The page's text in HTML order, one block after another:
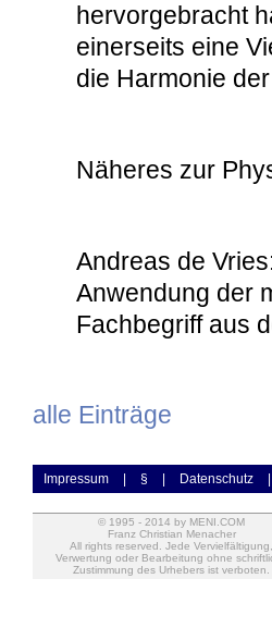
hervorgebracht
einerseits eine
die Harmonie
Näheres zur
Andreas de
Anwendung der
Fachbegriff aus
alle Einträge
Impressum § Datenschutz
© 1995 - 2014 by MENI.COM
Franz Christian Menacher
All rights reserved. Jede Vervielfältigung,
Verwertung oder Bearbeitung ohne
Zustimmung des Urhebers ist verboten.